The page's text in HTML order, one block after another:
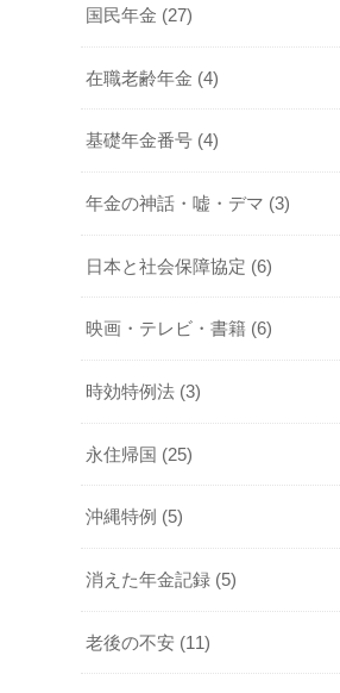
国民年金 (27)
在職老齢年金 (4)
基礎年金番号 (4)
年金の神話・嘘・デマ (3)
日本と社会保障協定 (6)
映画・テレビ・書籍 (6)
時効特例法 (3)
永住帰国 (25)
沖縄特例 (5)
消えた年金記録 (5)
老後の不安 (11)